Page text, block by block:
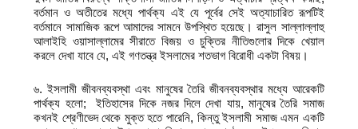
বর্তমান ও অতীতের মধ্যে পার্থক্য এই যে পূর্বের সেই অত্যাচারিত রূপটিই
বর্তমানে সামাজিক রূপে আমাদের সামনে উপস্থিত হয়েছে। রাসুল সাল্লাল্লাহু
আলাইহি ওয়াসাল্লামের সীরাতে বিজয় ও চুক্তির নীতিগুলোর দিকে খেয়াল
করলে দেখা যাবে যে, এই গণতন্ত্র ইসলামের শতভাগ বিরোধী একটা বিষয়।
৬. ইসলামী জীবনব্যবস্থা এবং মানুষের তৈরি জীবনব্যবস্থার মধ্যে আরেকটি
পার্থক্য হলো; ইতিহাসের দিকে নজর দিলে দেখা যায়, মানুষের তৈরি সমাজ
কখনই শ্রেণীভেদ থেকে মুক্ত হতে পারেনি, কিন্তু ইসলামী সমাজ এমন একটি